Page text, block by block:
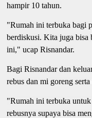
hampir 10 tahun.
"Rumah ini terbuka bagi
berdiskusi. Kita juga bisa
ini," ucap Risnandar.
Bagi Risnandar dan
rebus dan mi goreng
"Rumah ini terbuka
rebusnya supaya bisa